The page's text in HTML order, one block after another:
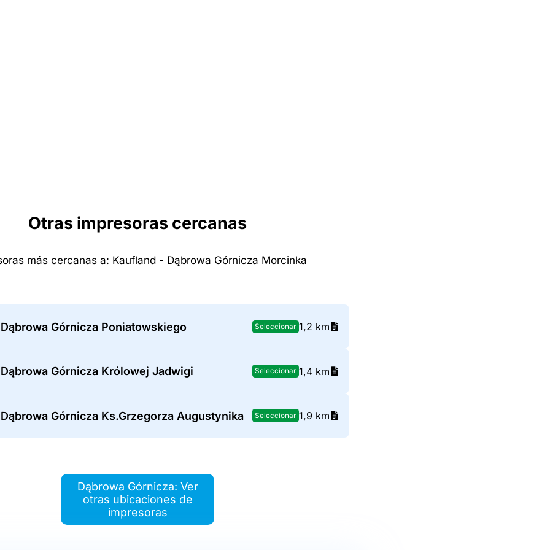
Otras impresoras cercanas
más cercanas a: Kaufland - Dąbrowa Górnicza Morcinka
Górnicza Poniatowskiego Seleccionar 1,2 km
Górnicza Królowej Jadwigi Seleccionar 1,4 km
Górnicza Ks.Grzegorza Augustynika Seleccionar 1,9 km
Dąbrowa Górnicza: Ver
otras ubicaciones de
impresoras